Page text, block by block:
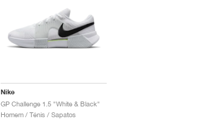
Nike
GP Challenge 1.5 "White & Black"
Homem / Ténis / Sapatos